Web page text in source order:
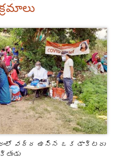
వద్ద ఉన్న ఒక డాక్టరు